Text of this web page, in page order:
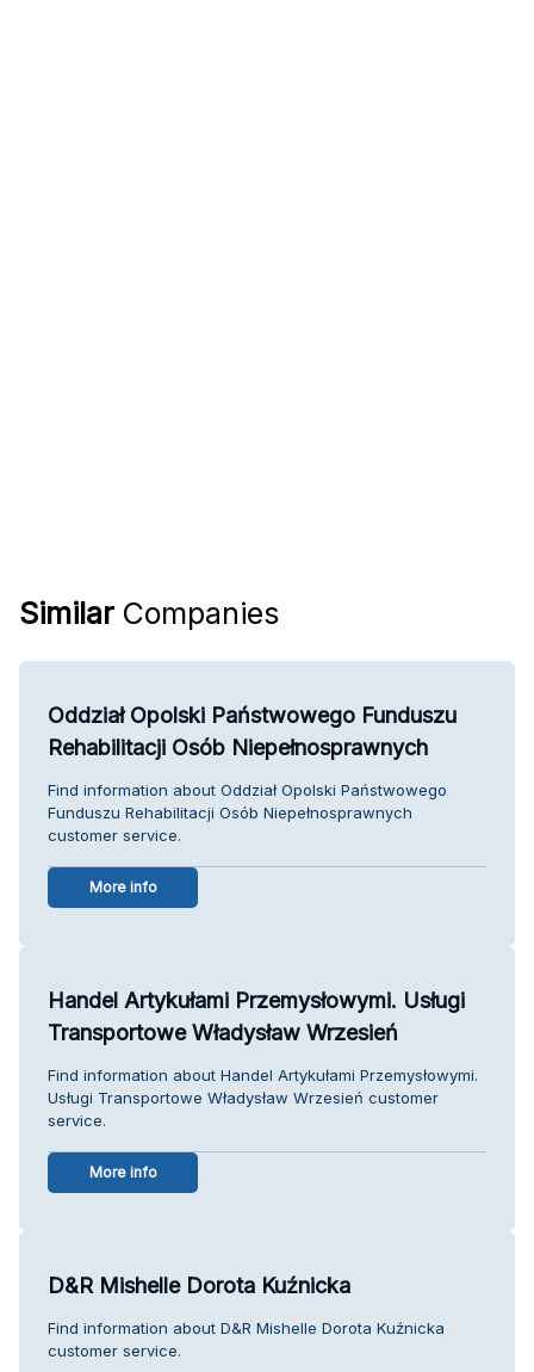
Similar Companies
Oddział Opolski Państwowego Funduszu
Rehabilitacji Osób Niepełnosprawnych
Find information about Oddział Opolski Państwowego
Funduszu Rehabilitacji Osób Niepełnosprawnych
customer service.
More info
Handel Artykułami Przemysłowymi. Usługi
Transportowe Władysław Wrzesień
Find information about Handel Artykułami Przemysłowymi.
Usługi Transportowe Władysław Wrzesień customer
service.
More info
D&R Mishelle Dorota Kuźnicka
Find information about D&R Mishelle Dorota Kuźnicka
customer service.